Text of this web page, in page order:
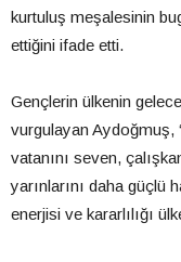
kurtuluş meşalesinin
ettiğini ifade etti.
Gençlerin ülkenin
vurgulayan Aydoğmuş,
vatanını seven,
yarınlarını daha güçlü
enerjisi ve kararlılığı